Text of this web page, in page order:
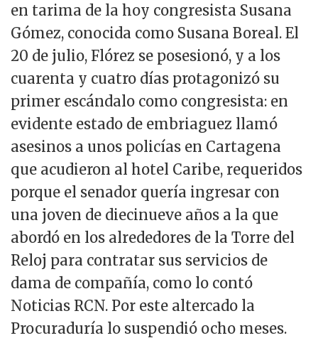
en tarima de la hoy congresista Susana
Gómez, conocida como Susana Boreal. El
20 de julio, Flórez se posesionó, y a los
cuarenta y cuatro días protagonizó su
primer escándalo como congresista: en
evidente estado de embriaguez llamó
asesinos a unos policías en Cartagena
que acudieron al hotel Caribe, requeridos
porque el senador quería ingresar con
una joven de diecinueve años a la que
abordó en los alrededores de la Torre del
Reloj para contratar sus servicios de
dama de compañía, como lo contó
Noticias RCN. Por este altercado la
Procuraduría lo suspendió ocho meses.